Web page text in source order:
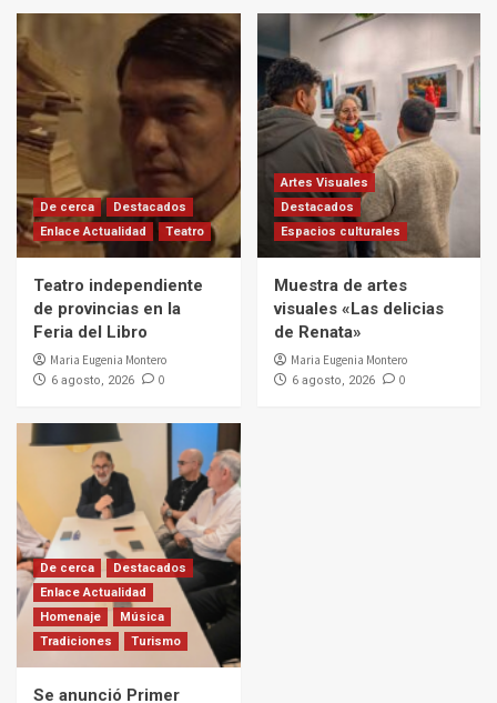
De cerca
Destacados
Enlace Actualidad
Teatro
Teatro independiente
de provincias en la
Feria del Libro
Maria Eugenia Montero
6 agosto, 2026 0
Artes Visuales
Destacados
Espacios culturales
Muestra de artes
visuales «Las delicias
de Renata»
Maria Eugenia Montero
6 agosto, 2026 0
De cerca
Destacados
Enlace Actualidad
Homenaje
Música
Tradiciones
Turismo
Se anunció Primer